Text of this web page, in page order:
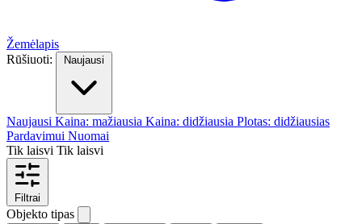
Žemėlapis
Rūšiuoti:
Naujausi
Naujausi Kaina: mažiausia Kaina: didžiausia Plotas: didžiausias
Pardavimui Nuomai
Tik laisvi Tik laisvi
Filtrai
Objekto tipas